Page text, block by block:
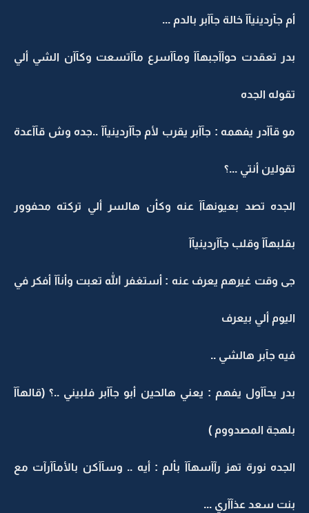
أم جآردينيآآ خالة جآآبر بالدم ...
بدر تعقدت حوآآجبهآآ ومآآسرع مآآتسعت وكآآن الشي ألي
تقوله الجده
مو قآآدر يفهمه : جآآبر يقرب لأم جآآردينيآآ ..جده وش قآآعدة
تقولين أنتي ...؟
الجده تصد بعيونهآآ عنه وكأن هالسر ألي تركته محفوور
بقلبهآآ وقلب جآآردينيآآ
جى وقت غيرهم يعرف عنه : أستغفر الله تعبت وأنآآ أفكر في
اليوم ألي بيعرف
فيه جآبر هالشي ..
بدر يحآآول يفهم : يعني هالحين أبو جآآبر فلبيني ..؟ (قالهآآ
بلهجة المصدووم )
الجده نورة تهز رآآسهآآ بألم : أيه .. وسآآكن بالأمآآرآت مع
بنت سعد عذآآري ...